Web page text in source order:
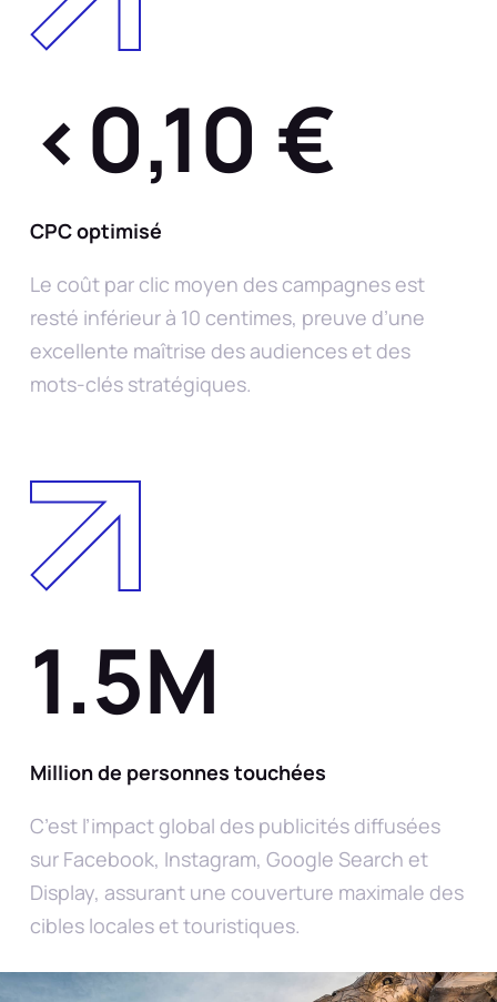
<0,10 €
CPC optimisé
Le coût par clic moyen des campagnes est
resté inférieur à 10 centimes, preuve d’une
excellente maîtrise des audiences et des
mots-clés stratégiques.
1.5M
Million de personnes touchées
C’est l’impact global des publicités diffusées
sur Facebook, Instagram, Google Search et
Display, assurant une couverture maximale des
cibles locales et touristiques.